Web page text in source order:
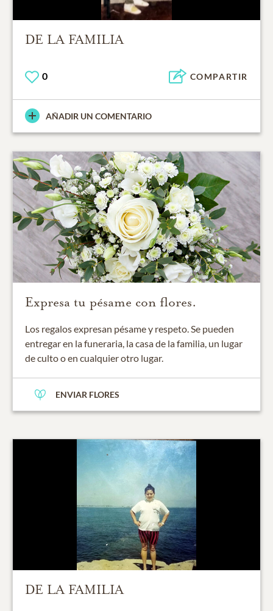
DE LA FAMILIA
0 COMPARTIR
AÑADIR UN COMENTARIO
Expresa tu pésame con flores.
Los regalos expresan pésame y respeto. Se pueden
entregar en la funeraria, la casa de la familia, un lugar
de culto o en cualquier otro lugar.
ENVIAR FLORES
DE LA FAMILIA